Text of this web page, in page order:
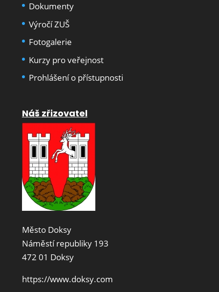
Dokumenty
Výročí ZUŠ
Fotogalerie
Kurzy pro veřejnost
Prohlášení o přístupnosti
Náš zřizovatel
Město Doksy
Náměstí republiky 193
472 01 Doksy
https://www.doksy.com